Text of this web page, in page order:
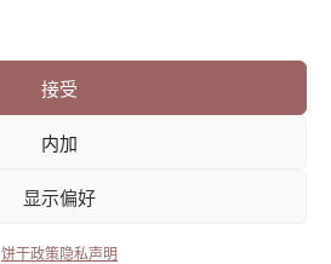
接受
内加
显示偏好
饼干政策隐私声明
无障碍设施
饼干政策
隐私声明